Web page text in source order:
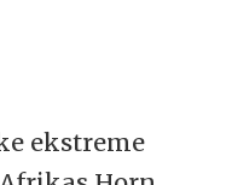
ekstreme